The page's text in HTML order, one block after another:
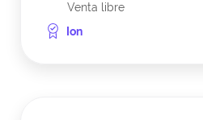
Venta libre
Ion